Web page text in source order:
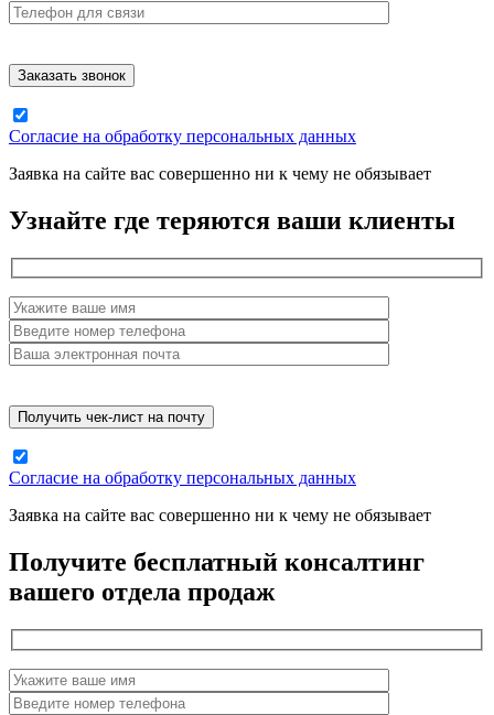
Согласие на обработку персональных данных
Заявка на сайте вас совершенно ни к чему не обязывает
Узнайте где теряются ваши клиенты
Согласие на обработку персональных данных
Заявка на сайте вас совершенно ни к чему не обязывает
Получите бесплатный консалтинг
вашего отдела продаж